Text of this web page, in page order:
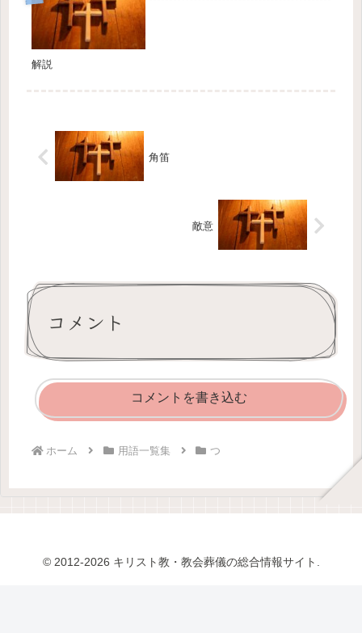
解説
角笛
敵意
コメント
コメントを書き込む
ホーム 用語一覧集 つ
© 2012-2026 キリスト教・教会葬儀の総合情報サイト.